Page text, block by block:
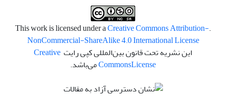
.This work is licensed under a
Creative Commons Attribution-
NonCommercial-ShareAlike 4.0 International License
این نشریه تحت قانون بین‌المللی کپی رایت Creative
CommonsLicense می‌باشد.